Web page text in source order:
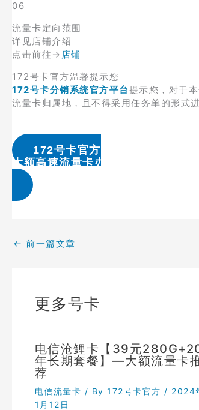
06
流量卡定向范围
详见店铺介绍
点击前往→ 店铺
172号卡官方温馨提示您
172号卡分销系统官方平台提示您，对于
流量卡归属地，且不得采用任务单的形式
172号卡官方
大额高速流量卡办理 & 流量卡代理
← 前一篇文章
更多号卡
电信沧鲤卡【39元
年长期套餐】—大额流量卡
荐
电信流量卡 / By 172号卡官方 / 2024
1月12日